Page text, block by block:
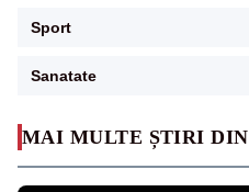
MAI MULTE ȘTIRI DIN
Sport
Sanatate